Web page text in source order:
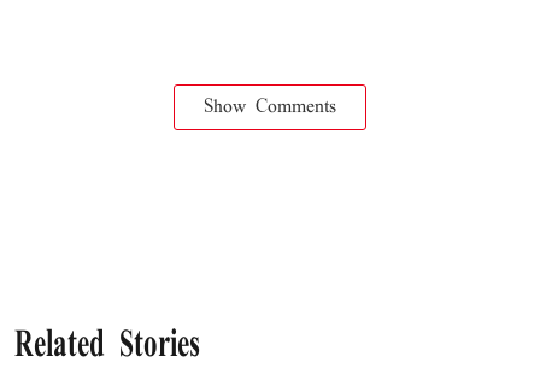
Show Comments
Related Stories